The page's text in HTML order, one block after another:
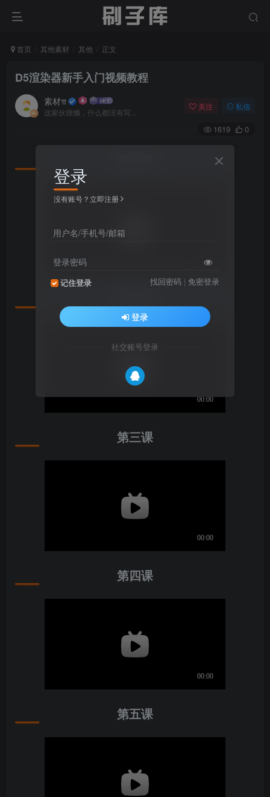
首页 其他素材 其他 正文
D5渲染器新手入门视频教程
素材π
这家伙很懒，什么都没有写...
关注 私信
1619 0
第三课
第四课
第五课
登录
没有账号？立即注册
用户名/手机号/邮箱
登录密码
记住登录 找回密码 | 免密登录
登录
社交账号登录